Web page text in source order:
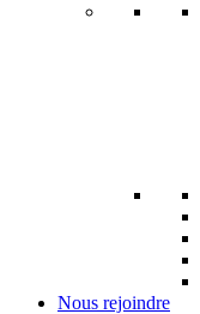
Nous rejoindre